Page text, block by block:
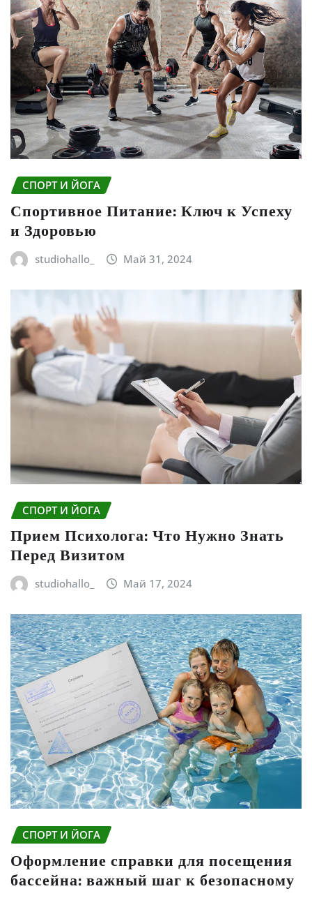
СПОРТ И ЙОГА
Спортивное Питание: Ключ к Успеху
и Здоровью
studiohallo_ Май 31, 2024
СПОРТ И ЙОГА
Прием Психолога: Что Нужно Знать
Перед Визитом
studiohallo_ Май 17, 2024
СПОРТ И ЙОГА
Оформление справки для посещения
бассейна: важный шаг к безопасному